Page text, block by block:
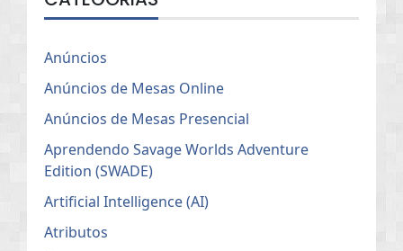
Anúncios
Anúncios de Mesas Online
Anúncios de Mesas Presencial
Aprendendo Savage Worlds Adventure
Edition (SWADE)
Artificial Intelligence (AI)
Atributos